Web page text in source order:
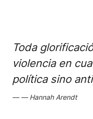
Toda
violencia en
política sino
Hannah Arendt